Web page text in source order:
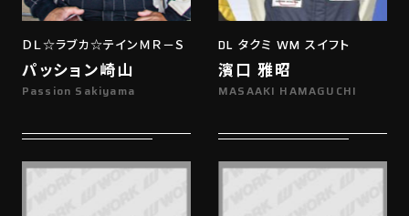
ＤＬ☆ラブカ☆テインＭＲ－Ｓ
パッション崎山
Passion Sakiyama
DL タクミ WM スイフト
濱口 雅昭
MASAAKI HAMAGUCHI